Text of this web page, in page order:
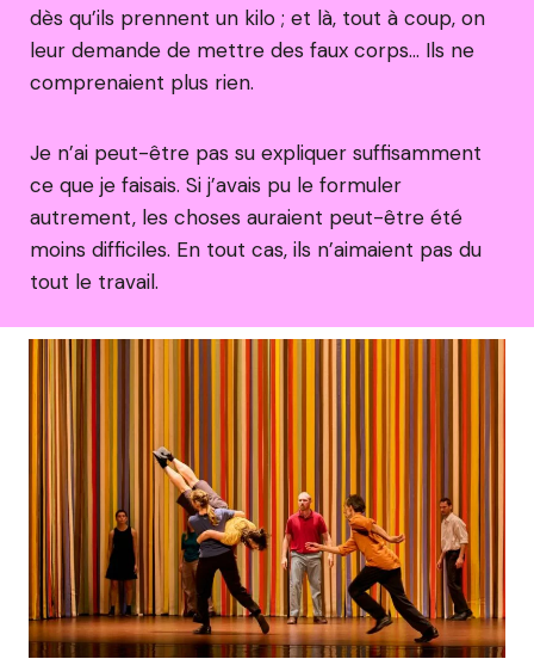
dès qu’ils prennent un kilo ; et là, tout à coup, on
leur demande de mettre des faux corps… Ils ne
comprenaient plus rien.
Je n’ai peut-être pas su expliquer suffisamment
ce que je faisais. Si j’avais pu le formuler
autrement, les choses auraient peut-être été
moins difficiles. En tout cas, ils n’aimaient pas du
tout le travail.